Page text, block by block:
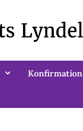
Konfirmation